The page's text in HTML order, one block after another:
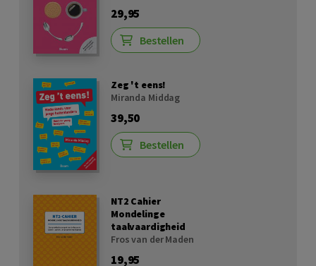
29,95
Bestellen
Zeg 't eens!
Miranda Middag
39,50
Bestellen
NT2 Cahier
Mondelinge
taalvaardigheid
Fros van der Maden
19,95